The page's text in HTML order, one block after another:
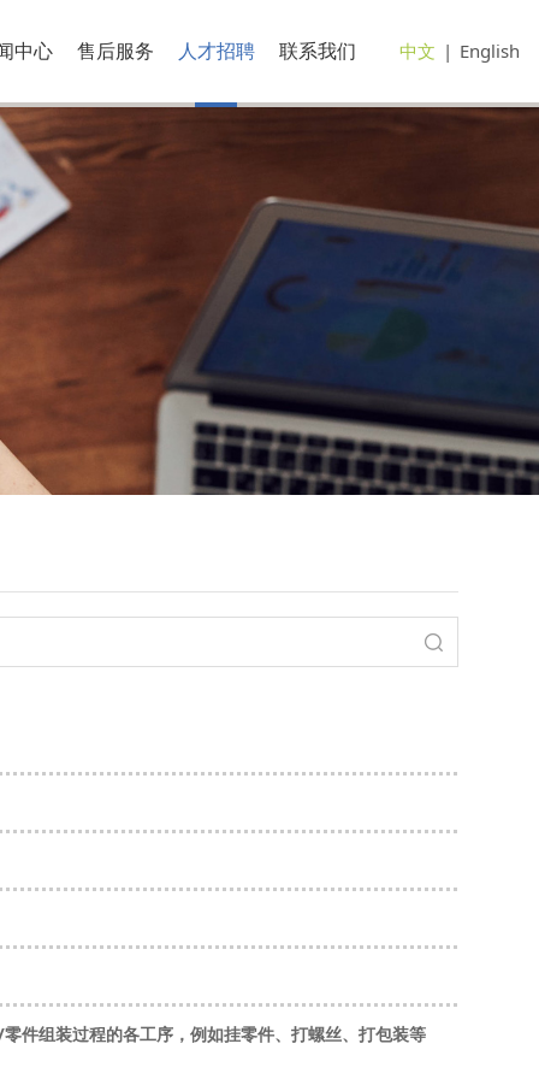
中文 | English
中心 售后服务 人才招聘 联系我们
件组装过程的各工序，例如挂零件、打螺丝、打包装等